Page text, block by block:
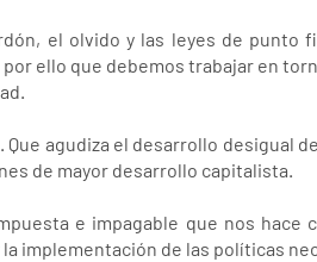
el olvido y las leyes de
ello que debemos trabajar en
Que agudiza el desarrollo desigual
de mayor desarrollo capitalista.
e impagable que nos
implementación de las políticas